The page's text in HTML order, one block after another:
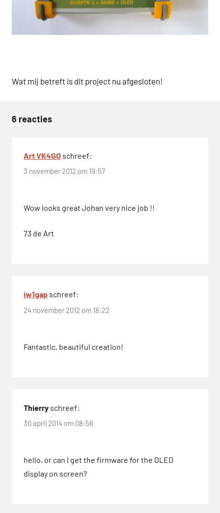
Wat mij betreft is dit project nu afgesloten!
Tags
DVRPTR
Zelfbouw
6 reacties
Art VK4GO schreef:
3 november 2012 om 19:57
Wow looks great Johan very nice job !!
73 de Art
iw1gap schreef:
24 november 2012 om 18:22
Fantastic, beautiful creation!
Thierry schreef:
30 april 2014 om 08:56
hello, or can I get the firmware for the OLED
display on screen?